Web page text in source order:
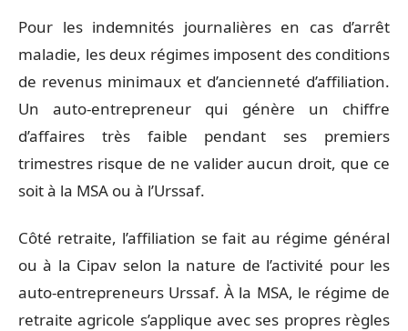
Pour les indemnités journalières en cas d’arrêt
maladie, les deux régimes imposent des conditions
de revenus minimaux et d’ancienneté d’affiliation.
Un auto-entrepreneur qui génère un chiffre
d’affaires très faible pendant ses premiers
trimestres risque de ne valider aucun droit, que ce
soit à la MSA ou à l’Urssaf.
Côté retraite, l’affiliation se fait au régime général
ou à la Cipav selon la nature de l’activité pour les
auto-entrepreneurs Urssaf. À la MSA, le régime de
retraite agricole s’applique avec ses propres règles